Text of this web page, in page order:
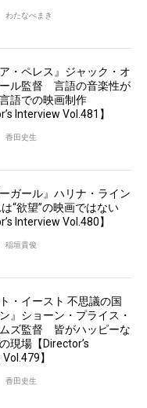
わたなべまき
ア・ペレス』ジャック・オ
ル監督 言語の音楽性が
語での映画制作
Interview Vol.481】
香田史生
ーガール』ハリナ・ライン
“欲望”の映画ではない
Interview Vol.480】
稲垣貴俊
ト・イースト 不思議の国
』ショーン・プライス・
ズ監督 皆がハッピーな
現場【Director’s
】
香田史生